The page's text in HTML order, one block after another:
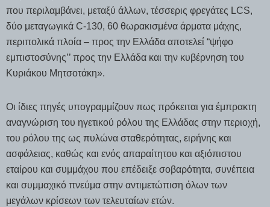
που περιλαμβάνει, μεταξύ άλλων, τέσσερις φρεγάτες LCS,
δύο μεταγωγικά C-130, 60 θωρακισμένα άρματα μάχης,
περιπολικά πλοία – προς την Ελλάδα αποτελεί “ψήφο
εμπιστοσύνης’’ προς την Ελλάδα και την κυβέρνηση του
Κυριάκου Μητσοτάκη».
Οι ίδιες πηγές υπογραμμίζουν πως πρόκειται για έμπρακτη
αναγνώριση του ηγετικού ρόλου της Ελλάδας στην περιοχή,
του ρόλου της ως πυλώνα σταθερότητας, ειρήνης και
ασφάλειας, καθώς και ενός απαραίτητου και αξιόπιστου
εταίρου και συμμάχου που επέδειξε σοβαρότητα, συνέπεια
και συμμαχικό πνεύμα στην αντιμετώπιση όλων των
μεγάλων κρίσεων των τελευταίων ετών.